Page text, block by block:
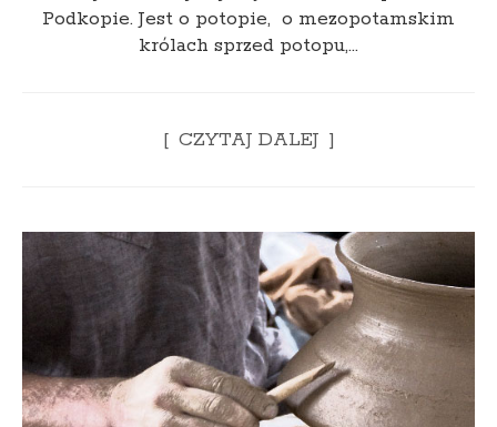
Podkopie. Jest o potopie, o mezopotamskim
królach sprzed potopu,…
CZYTAJ DALEJ